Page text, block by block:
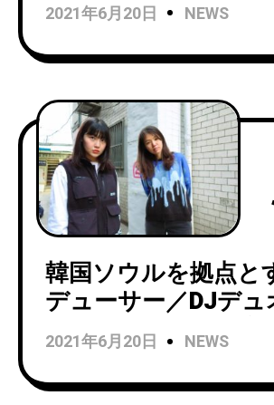
ス！
2021年6月20日 NEWS
韓国ソウルを拠点と
デューサー／DJデュ
SalamandaがNYの新
ベル、Human Pitch
「Overdose」をリ
2021年6月20日 NEWS